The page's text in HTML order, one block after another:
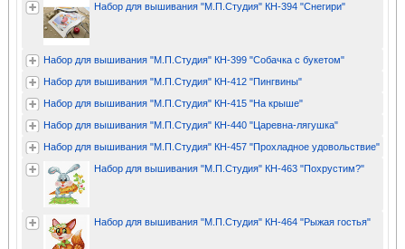
Набор для вышивания "М.П.Студия" КН-394 "Снегири"
Набор для вышивания "М.П.Студия" КН-399 "Собачка с букетом"
Набор для вышивания "М.П.Студия" КН-412 "Пингвины"
Набор для вышивания "М.П.Студия" КН-415 "На крыше"
Набор для вышивания "М.П.Студия" КН-440 "Царевна-лягушка"
Набор для вышивания "М.П.Студия" КН-457 "Прохладное удовольствие"
Набор для вышивания "М.П.Студия" КН-463 "Похрустим?"
Набор для вышивания "М.П.Студия" КН-464 "Рыжая гостья"